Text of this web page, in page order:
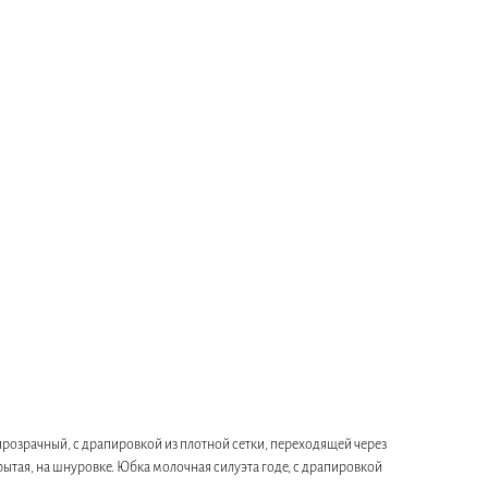
с драпировкой из плотной сетки, переходящей через
на шнуровке. Юбка молочная силуэта годе, с драпировкой